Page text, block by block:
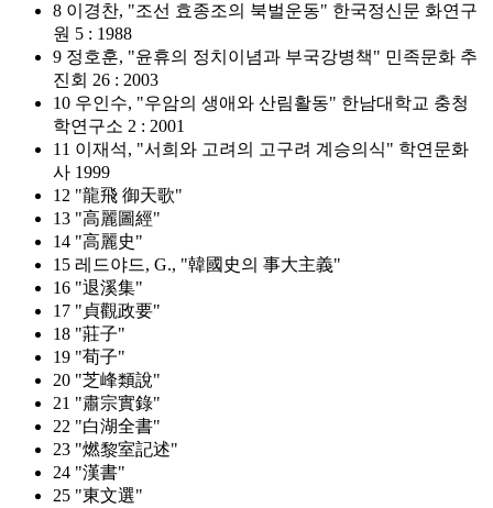
8 이경찬, "조선 효종조의 북벌운동" 한국정신문 화연구
원 5 : 1988
9 정호훈, "윤휴의 정치이념과 부국강병책" 민족문화 추
진회 26 : 2003
10 우인수, "우암의 생애와 산림활동" 한남대학교 충청
학연구소 2 : 2001
11 이재석, "서희와 고려의 고구려 계승의식" 학연문화
사 1999
12 "龍飛 御天歌"
13 "高麗圖經"
14 "高麗史"
15 레드야드, G., "韓國史의 事大主義"
16 "退溪集"
17 "貞觀政要"
18 "莊子"
19 "荀子"
20 "芝峰類說"
21 "肅宗實錄"
22 "白湖全書"
23 "燃黎室記述"
24 "漢書"
25 "東文選"